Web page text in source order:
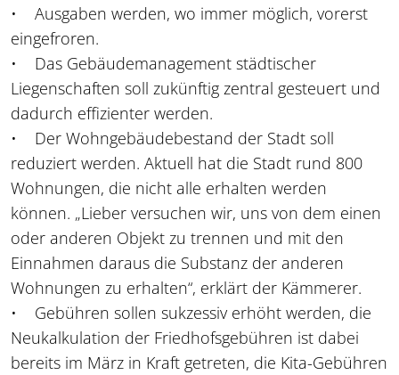
• Ausgaben werden, wo immer möglich, vorerst
eingefroren.
• Das Gebäudemanagement städtischer
Liegenschaften soll zukünftig zentral gesteuert und
dadurch effizienter werden.
• Der Wohngebäudebestand der Stadt soll
reduziert werden. Aktuell hat die Stadt rund 800
Wohnungen, die nicht alle erhalten werden
können. „Lieber versuchen wir, uns von dem einen
oder anderen Objekt zu trennen und mit den
Einnahmen daraus die Substanz der anderen
Wohnungen zu erhalten“, erklärt der Kämmerer.
• Gebühren sollen sukzessiv erhöht werden, die
Neukalkulation der Friedhofsgebühren ist dabei
bereits im März in Kraft getreten, die Kita-Gebühren